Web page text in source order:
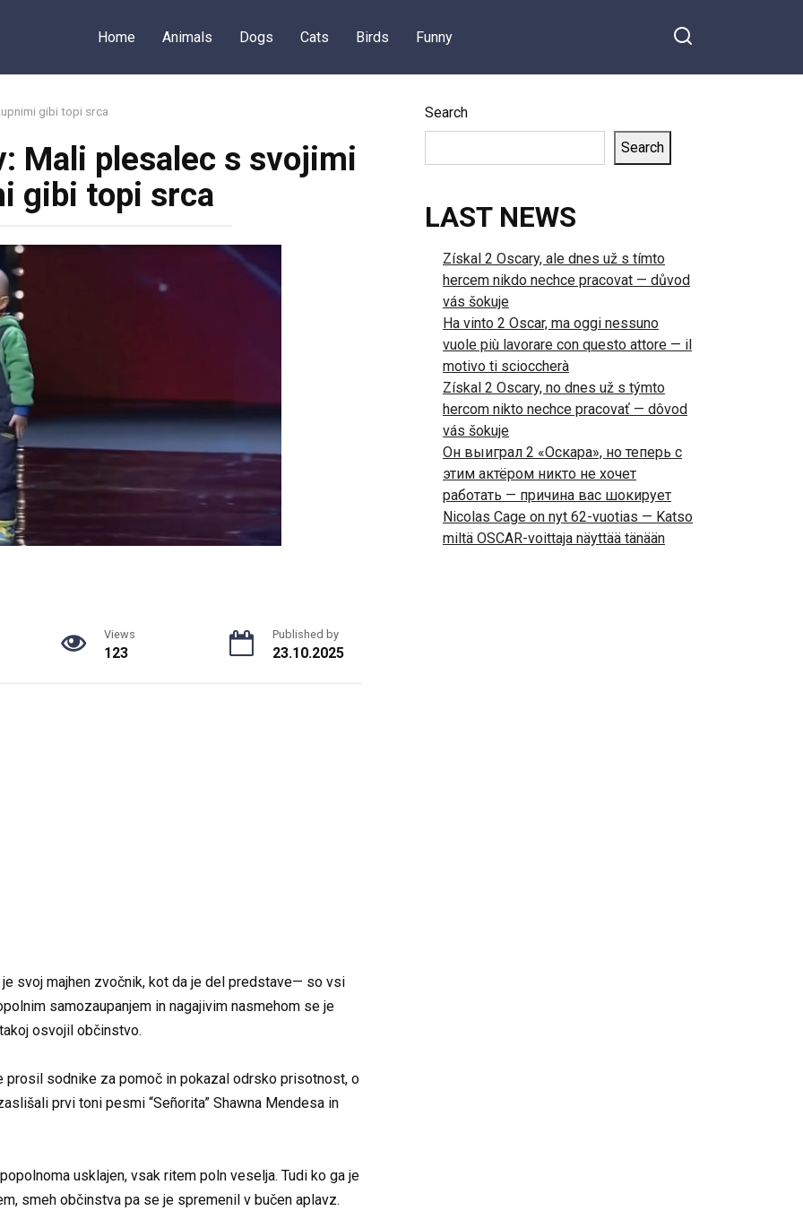
Home Animals Dogs Cats Birds Funny
gibi topi srca
Mali plesalec s svojimi
gibi topi srca
Views
123
Published by
23.10.2025
svoj majhen zvočnik, kot da je del predstave— so vsi
samozaupanjem in nagajivim nasmehom se je
osvojil občinstvo.
prosil sodnike za pomoč in pokazal odrsko prisotnost, o
prvi toni pesmi “Señorita” Shawna Mendesa in
usklajen, vsak ritem poln veselja. Tudi ko ga je
smeh občinstva pa se je spremenil v bučen aplavz.
Search
Search
LAST NEWS
Získal 2 Oscary, ale dnes už s tímto
hercem nikdo nechce pracovat — důvod
vás šokuje
Ha vinto 2 Oscar, ma oggi nessuno
vuole più lavorare con questo attore — il
motivo ti scioccherà
Získal 2 Oscary, no dnes už s týmto
hercom nikto nechce pracovať — dôvod
vás šokuje
Он выиграл 2 «Оскара», но теперь с
этим актёром никто не хочет
работать — причина вас шокирует
Nicolas Cage on nyt 62-vuotias — Katso
miltä OSCAR-voittaja näyttää tänään